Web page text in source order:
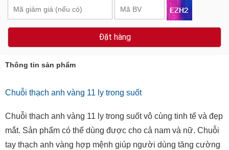
Đặt hàng
Thông tin sản phẩm
Chuỗi thạch anh vàng 11 ly trong suốt
Chuỗi thạch anh vàng 11 ly trong suốt vô cùng tinh tế và đẹp
mắt. Sản phẩm có thể dùng được cho cả nam và nữ. Chuỗi
tay thạch anh vàng hợp mệnh giúp người dùng tăng cường